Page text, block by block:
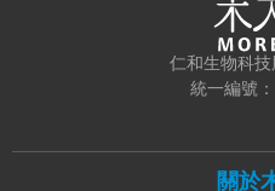
仁和生物科技
統一編號
關於